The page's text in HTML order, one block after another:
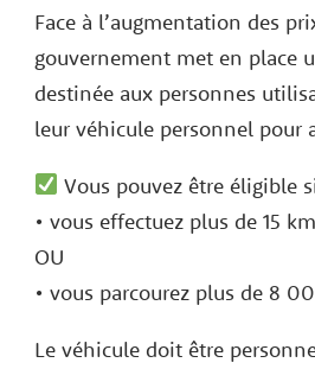
Face à l’augmentation des
gouvernement met en place
destinée aux personnes
leur véhicule personnel pour
Vous pouvez être éligible
• vous effectuez plus de 15
OU
• vous parcourez plus de 8
Le véhicule doit être